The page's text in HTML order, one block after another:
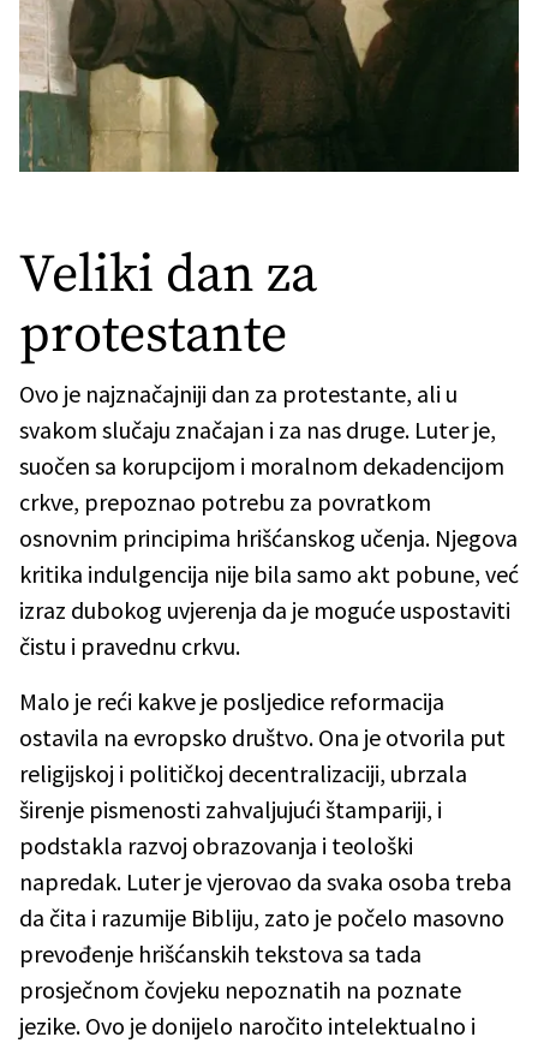
Veliki dan za
protestante
Ovo je najznačajniji dan za protestante, ali u
svakom slučaju značajan i za nas druge. Luter je,
suočen sa korupcijom i moralnom dekadencijom
crkve, prepoznao potrebu za povratkom
osnovnim principima hrišćanskog učenja. Njegova
kritika indulgencija nije bila samo akt pobune, već
izraz dubokog uvjerenja da je moguće uspostaviti
čistu i pravednu crkvu.
Malo je reći kakve je posljedice reformacija
ostavila na evropsko društvo. Ona je otvorila put
religijskoj i političkoj decentralizaciji, ubrzala
širenje pismenosti zahvaljujući štampariji, i
podstakla razvoj obrazovanja i teološki
napredak. Luter je vjerovao da svaka osoba treba
da čita i razumije Bibliju, zato je počelo masovno
prevođenje hrišćanskih tekstova sa tada
prosječnom čovjeku nepoznatih na poznate
jezike. Ovo je donijelo naročito intelektualno i